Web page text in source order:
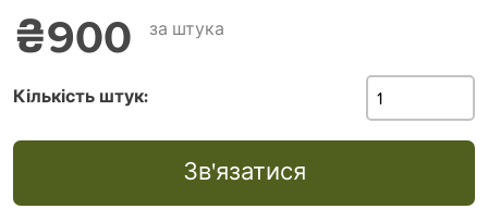
₴900 за штука
Кількість штук:
Зв'язатися